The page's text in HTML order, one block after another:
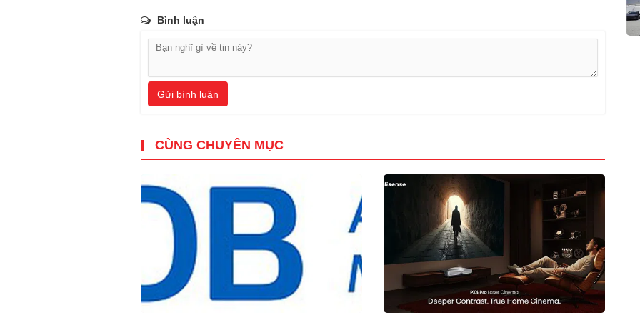
Bình luận
Gửi bình luận
CÙNG CHUYÊN MỤC